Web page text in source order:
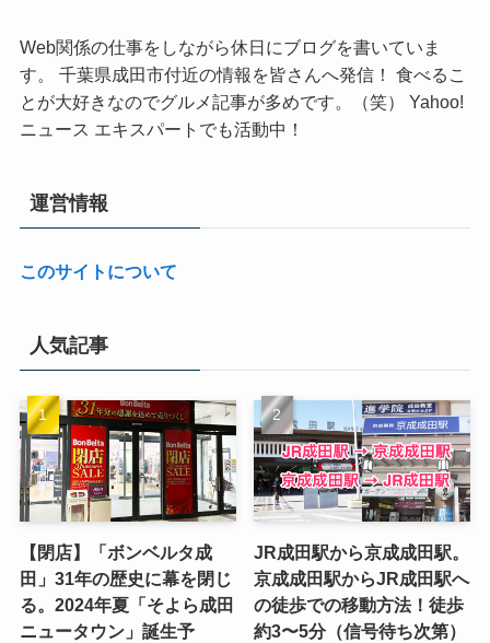
Web関係の仕事をしながら休日にブログを書いていま
す。 千葉県成田市付近の情報を皆さんへ発信！ 食べるこ
とが大好きなのでグルメ記事が多めです。（笑） Yahoo!
ニュース エキスパートでも活動中！
運営情報
このサイトについて
人気記事
【閉店】「ボンベルタ成
田」31年の歴史に幕を閉じ
る。2024年夏「そよら成田
ニュータウン」誕生予
JR成田駅から京成成田駅。
京成成田駅からJR成田駅へ
の徒歩での移動方法！徒歩
約3〜5分（信号待ち次第）